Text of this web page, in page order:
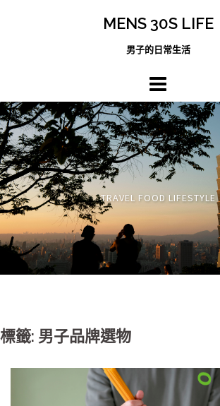
MENS 30S LIFE
男子的日常生活
TRAVEL FOOD LIFESTYLE
標籤: 男子品牌選物